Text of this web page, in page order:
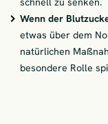
Wenn der
etwas über dem
natürlichen
besondere Rolle